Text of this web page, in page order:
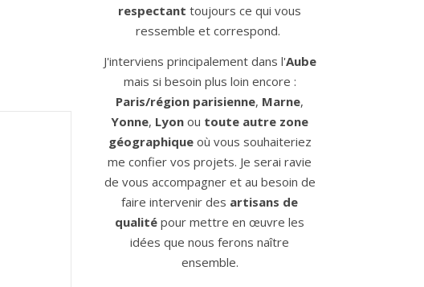
respectant toujours ce qui vous
ressemble et correspond.
J'interviens principalement dans l'Aube
mais si besoin plus loin encore :
Paris/région parisienne, Marne,
Yonne, Lyon ou toute autre zone
géographiqueoù vous souhaiteriez
me confier vos projets. Je serai ravie
de vous accompagner et au besoin de
faire intervenir des artisans de
qualité pour mettre en œuvre les
idées que nous ferons naître
ensemble.